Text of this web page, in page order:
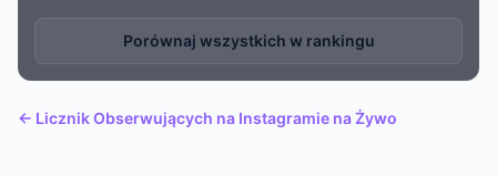
Porównaj wszystkich w rankingu
← Licznik Obserwujących na Instagramie na Żywo